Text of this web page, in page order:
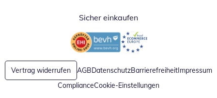
Sicher einkaufen
Öffnet in neuem FensterÖffnet in neuem Fenster
Vertrag widerrufen AGBDatenschutzBarrierefreiheitImpressum
ComplianceCookie-Einstellungen